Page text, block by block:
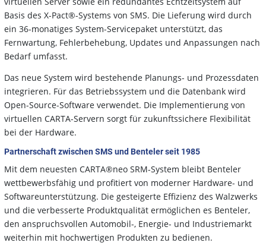
Basis des X-Pact®-Systems von SMS. Die Lieferung wird durch
ein 36-monatiges System-Servicepaket unterstützt, das
Fernwartung, Fehlerbehebung, Updates und Anpassungen nach
Bedarf umfasst.
Das neue System wird bestehende Planungs- und Prozessdaten
integrieren. Für das Betriebssystem und die Datenbank wird
Open-Source-Software verwendet. Die Implementierung von
virtuellen CARTA-Servern sorgt für zukunftssichere Flexibilität
bei der Hardware.
Partnerschaft zwischen SMS und Benteler seit 1985
Mit dem neuesten CARTA®neo SRM-System bleibt Benteler
wettbewerbsfähig und profitiert von moderner Hardware- und
Softwareunterstützung. Die gesteigerte Effizienz des Walzwerks
und die verbesserte Produktqualität ermöglichen es Benteler,
den anspruchsvollen Automobil-, Energie- und Industriemarkt
weiterhin mit hochwertigen Produkten zu bedienen.